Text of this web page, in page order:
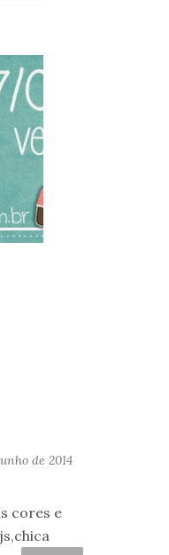
de 2014
cores e